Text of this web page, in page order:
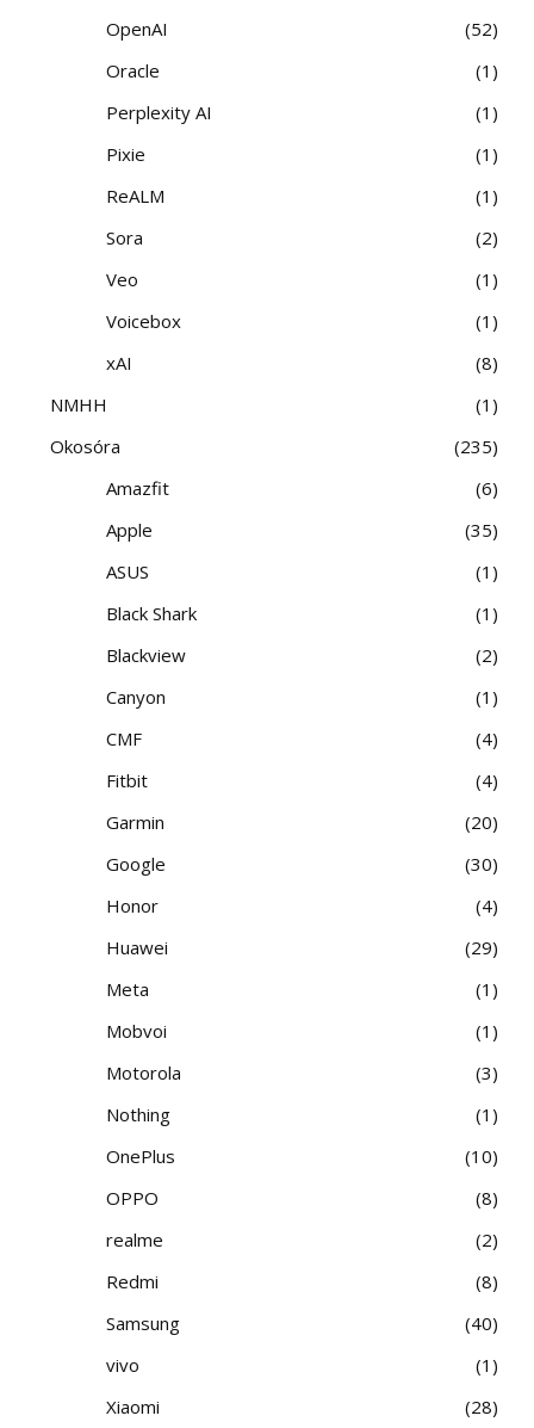
OpenAI
52
Oracle
1
Perplexity AI
1
Pixie
1
ReALM
1
Sora
2
Veo
1
Voicebox
1
xAI
8
NMHH
1
Okosóra
235
Amazfit
6
Apple
35
ASUS
1
Black Shark
1
Blackview
2
Canyon
1
CMF
4
Fitbit
4
Garmin
20
Google
30
Honor
4
Huawei
29
Meta
1
Mobvoi
1
Motorola
3
Nothing
1
OnePlus
10
OPPO
8
realme
2
Redmi
8
Samsung
40
vivo
1
Xiaomi
28